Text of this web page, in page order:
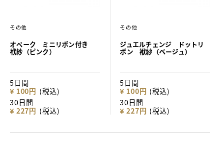
その他
オペーク ミニリボン付き
袱紗（ピンク）
5日間
¥ 100円 (税込)
30日間
¥ 227円 (税込)
その他
ジュエルチェンジ ドットリ
ボン 袱紗（ベージュ）
5日間
¥ 100円 (税込)
30日間
¥ 227円 (税込)